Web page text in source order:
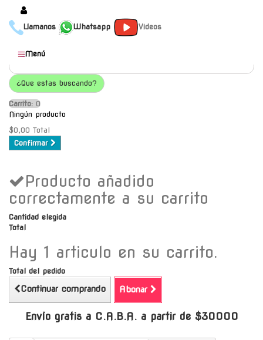
Llamanos Whatsapp Videos
Productos
Populares
Categorías
Marcas
Mayoristas
Contacto
Envío gratis a C.A.B.A. a
partir de $30000
Menú
¿Que estas buscando?
Carrito: O
Ningún producto
$0,00 Total
Confirmar
Producto añadido
correctamente a su carrito
Cantidad elegida
Total
Hay 1 articulo en su carrito.
Total del pedido
Continuar comprando Abonar
Envío gratis a C.A.B.A. a partir de $30000